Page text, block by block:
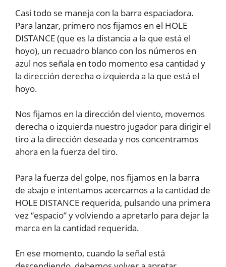
Casi todo se maneja con la barra espaciadora.
Para lanzar, primero nos fijamos en el HOLE
DISTANCE (que es la distancia a la que está el
hoyo), un recuadro blanco con los números en
azul nos señala en todo momento esa cantidad y
la dirección derecha o izquierda a la que está el
hoyo.
Nos fijamos en la dirección del viento, movemos
derecha o izquierda nuestro jugador para dirigir el
tiro a la dirección deseada y nos concentramos
ahora en la fuerza del tiro.
Para la fuerza del golpe, nos fijamos en la barra
de abajo e intentamos acercarnos a la cantidad de
HOLE DISTANCE requerida, pulsando una primera
vez “espacio” y volviendo a apretarlo para dejar la
marca en la cantidad requerida.
En ese momento, cuando la señal está